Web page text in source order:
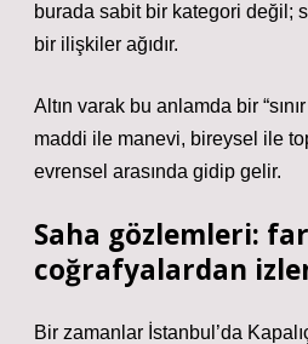
burada sabit bir kategori değil;
bir ilişkiler ağıdır.
Altın varak bu anlamda bir
maddi ile manevi, bireysel ile
evrensel arasında gidip gelir.
Saha gözlemleri:
coğrafyalardan
Bir zamanlar İstanbul’da